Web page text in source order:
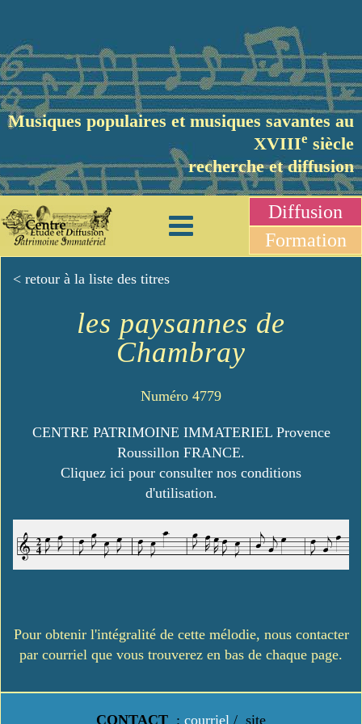
Musiques populaires et musiques savantes au
XVIIIe siècle
recherche et diffusion
Diffusion
Formation
< retour à la liste des titres
les paysannes de
Chambray
Numéro 4779
CENTRE PATRIMOINE IMMATERIEL Provence
Roussillon FRANCE.
Cliquez ici pour consulter nos conditions
d'utilisation.
Pour obtenir l'intégralité de cette mélodie, nous contacter
par courriel que vous trouverez en bas de chaque page.
CONTACT : courriel / site